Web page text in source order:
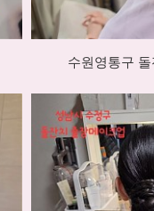
수원영통구